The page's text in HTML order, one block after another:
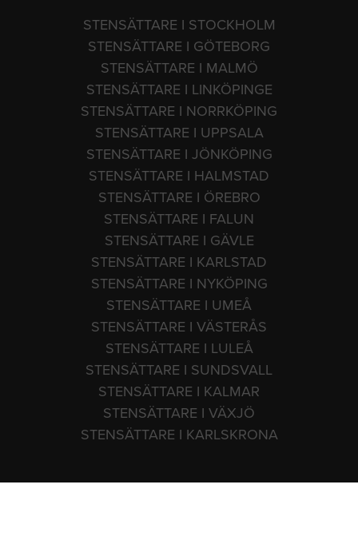
STENSÄTTARE I STOCKHOLM
STENSÄTTARE I GÖTEBORG
STENSÄTTARE I MALMÖ
STENSÄTTARE I LINKÖPINGE
STENSÄTTARE I NORRKÖPING
STENSÄTTARE I UPPSALA
STENSÄTTARE I JÖNKÖPING
STENSÄTTARE I HALMSTAD
STENSÄTTARE I ÖREBRO
STENSÄTTARE I FALUN
STENSÄTTARE I GÄVLE
STENSÄTTARE I KARLSTAD
STENSÄTTARE I NYKÖPING
STENSÄTTARE I UMEÅ
STENSÄTTARE I VÄSTERÅS
STENSÄTTARE I LULEÅ
STENSÄTTARE I SUNDSVALL
STENSÄTTARE I KALMAR
STENSÄTTARE I VÄXJÖ
STENSÄTTARE I KARLSKRONA